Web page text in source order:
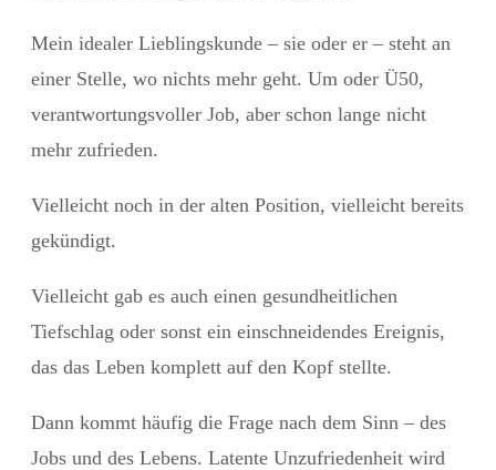
Mein idealer Lieblingskunde – sie oder er – steht an
einer Stelle, wo nichts mehr geht. Um oder Ü50,
verantwortungsvoller Job, aber schon lange nicht
mehr zufrieden.
Vielleicht noch in der alten Position, vielleicht bereits
gekündigt.
Vielleicht gab es auch einen gesundheitlichen
Tiefschlag oder sonst ein einschneidendes Ereignis,
das das Leben komplett auf den Kopf stellte.
Dann kommt häufig die Frage nach dem Sinn – des
Jobs und des Lebens. Latente Unzufriedenheit wird